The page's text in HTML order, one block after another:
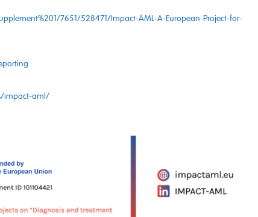
7651/528471/Impact-AML-A-European-Project-for-
impact-aml/